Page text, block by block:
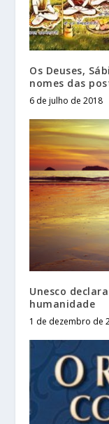
Os Deuses,
nomes das
6 de julho de 2018
Unesco
humanidade
1 de dezembro de